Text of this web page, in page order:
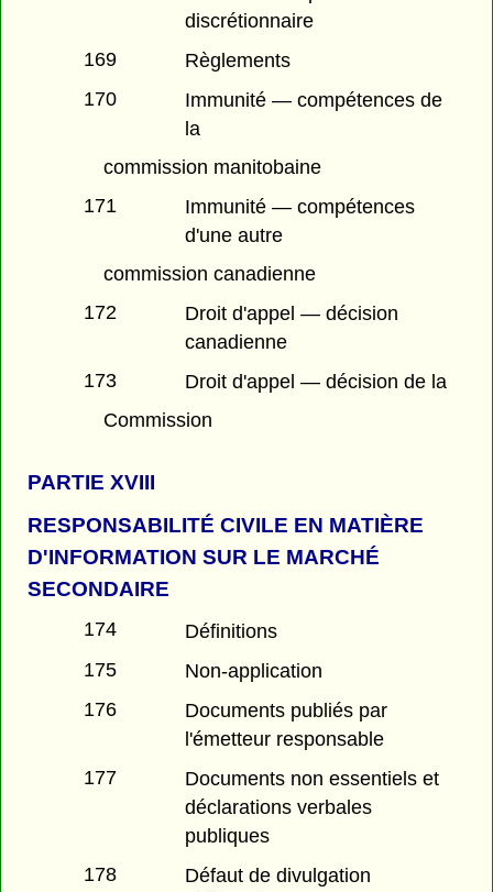
discrétionnaire
169
Règlements
170
Immunité — compétences de
la
commission manitobaine
171
Immunité — compétences
d'une autre
commission canadienne
172
Droit d'appel — décision
canadienne
173
Droit d'appel — décision de la
Commission
PARTIEXVIII
RESPONSABILITÉ CIVILE EN MATIÈRE
D'INFORMATION SUR LE MARCHÉ
SECONDAIRE
174
Définitions
175
Non-application
176
Documents publiés par
l'émetteur responsable
177
Documents non essentiels et
déclarations verbales
publiques
178
Défaut de divulgation